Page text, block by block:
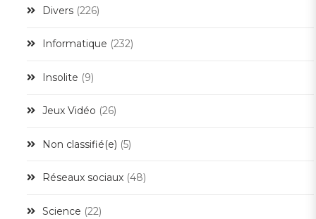
Divers (226)
Informatique (232)
Insolite (9)
Jeux Vidéo (26)
Non classifié(e) (5)
Réseaux sociaux (48)
Science (22)